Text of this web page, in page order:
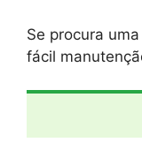
Se procura
fácil